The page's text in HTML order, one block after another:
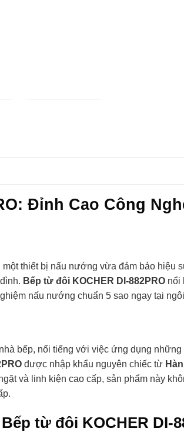
Đỉnh Cao Công
thiết bị nấu nướng vừa đảm bảo hiệu
Bếp từ đôi KOCHER DI-882PRO nổi
nấu nướng chuẩn 5 sao ngay tại
bếp, nổi tiếng với việc ứng dụng những
được nhập khẩu nguyên chiếc từ
và linh kiện cao cấp, sản phẩm này
từ đôi KOCHER DI-